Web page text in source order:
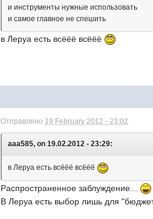
и инструменты нужные использовать
и самое главное не спешить
в Леруа есть всёёё всёёё
Отправлено 19 February 2012 - 23:02
aaa585, on 19.02.2012 - 23:29:
в Леруа есть всёёё всёёё
Распространенное заблуждение...
В Леруа есть выбор лишь для